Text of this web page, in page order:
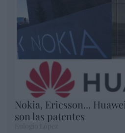
Nokia, Ericsson...
son las patentes